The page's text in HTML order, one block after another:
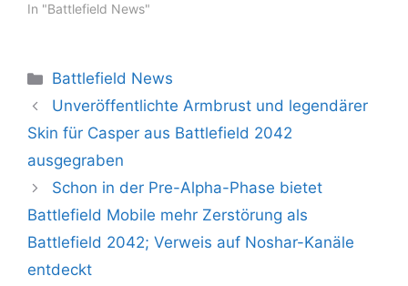
In "Battlefield News"
Kategorien
Battlefield News
Unveröffentlichte Armbrust und legendärer
Skin für Casper aus Battlefield 2042
ausgegraben
Schon in der Pre-Alpha-Phase bietet
Battlefield Mobile mehr Zerstörung als
Battlefield 2042; Verweis auf Noshar-Kanäle
entdeckt